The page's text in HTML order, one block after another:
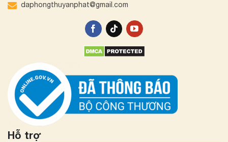
daphongthuyanphat@gmail.com
Hỗ trợ